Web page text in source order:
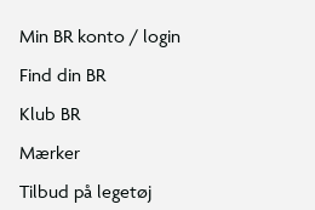
Min BR konto / login
Find din BR
Klub BR
Mærker
Tilbud på legetøj